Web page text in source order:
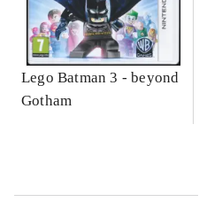
Lego Batman 3 - beyond
Gotham